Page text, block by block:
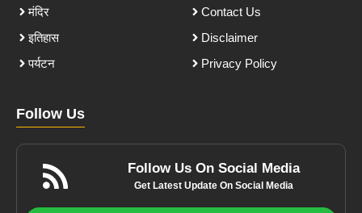
मंदिर
इतिहास
पर्यटन
Contact Us
Disclaimer
Privacy Policy
Follow Us
Follow Us On Social Media
Get Latest Update On Social Media